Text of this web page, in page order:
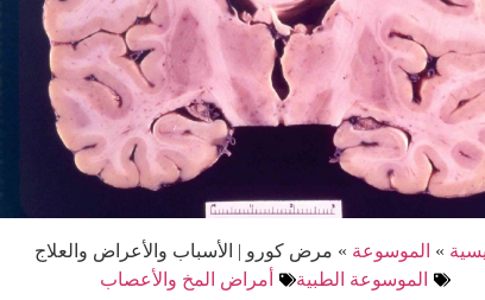
» الموسوعة » مرض كورو | الأسباب والأعراض والعلاج
الموسوعة الطبية
أمراض المخ والأعصاب